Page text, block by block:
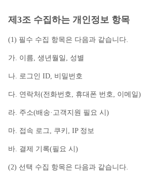
제3조 수집하는 개인정보 항목
(1) 필수 수집 항목은 다음과 같습니다.
가. 이름, 생년월일, 성별
나. 로그인 ID, 비밀번호
다. 연락처(전화번호, 휴대폰 번호, 이메일)
라. 주소(배송·고객지원 필요 시)
마. 접속 로그, 쿠키, IP 정보
바. 결제 기록(필요 시)
(2) 선택 수집 항목은 다음과 같습니다.